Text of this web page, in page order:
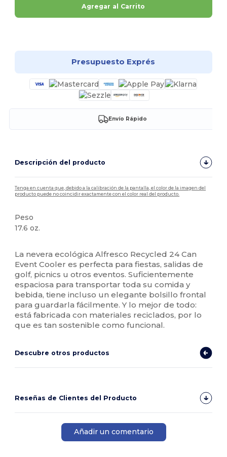
Agregar al Carrito
Presupuesto Exprés
Envío Rápido
Descripción del producto
Tenga en cuenta que, debido a la calibración de la pantalla, el color de la imagen del
producto puede no coincidir exactamente con el color real del producto.
Peso
17.6 oz.
La nevera ecológica Alfresco Recycled 24 Can
Event Cooler es perfecta para fiestas, salidas de
golf, picnics u otros eventos. Suficientemente
espaciosa para transportar toda su comida y
bebida, tiene incluso un elegante bolsillo frontal
para guardarla fácilmente. Y lo mejor de todo:
está fabricada con materiales reciclados, por lo
que es tan sostenible como funcional.
Descubre otros productos
Reseñas de Clientes del Producto
Añadir un comentario